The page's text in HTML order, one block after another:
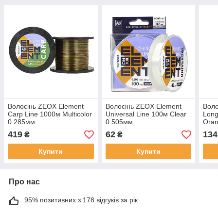
Волосінь ZEOX Element
Carp Line 1000м Multicolor
0.285мм
419 ₴
Купити
Волосінь ZEOX Element
Universal Line 100м Clear
0.505мм
62₴
Купити
134
Про нас
95% позитивних з 178 відгуків за рік